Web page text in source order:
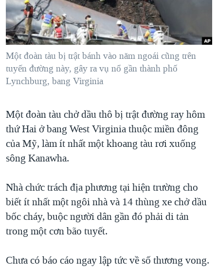
"Tìm"NGƯỜI VIỆT HẢI NGOẠI
ĐỜI SỐNG
KINH TẾ
SỨC KHOẺ
THỂ THAO
GIÁO DỤC
TẠI
HÀNH TRÌNH BẦU CỬ 2024
MỘT NĂM CHIẾN TRANH TẠI DẢI GAZA
GIẢI MÃ VÀNH ĐAI & CON ĐƯỜNG
NGÀY TỊ NẠN THẾ GIỚI
CHI PHÍ CHIẾN TRANH AFGHANISTAN
CÁC GIÁ TRỊ CỘNG HÒA Ở VIỆT NAM
THƯỢNG ĐỈNH TRUMP-KIM TẠI VIỆT NAM
NGƯ DÂN VIỆT VÀ LÀN SÓNG TRỘM HẢI SÂM
BÊN KIA QUỐC LỘ: TIẾNG VỌNG TỪ NÔNG THÔN MỸ
QUAN HỆ VIỆT MỸ
VIDEO
NGHE
MẠNG XÃ HỘI
Một đoàn tàu bị trật bánh vào năm ngoái cũng trên
tuyến đường này, gây ra vụ nổ gần thành phố
Lynchburg, bang Virginia
Một đoàn tàu chở dầu thô bị trật đường ray hôm
thứ Hai ở bang West Virginia thuộc miền đông
của Mỹ, làm ít nhất một khoang tàu rơi xuống
sông Kanawha.
Nhà chức trách địa phương tại hiện trường cho
biết ít nhất một ngôi nhà và 14 thùng xe chở dầu
bốc cháy, buộc người dân gần đó phải di tản
trong một cơn bão tuyết.
Chưa có báo cáo ngay lập tức về số thương vong.